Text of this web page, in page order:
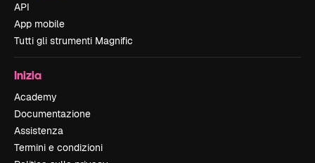
API
App mobile
Tutti gli strumenti Magnific
Inizia
Academy
Documentazione
Assistenza
Termini e condizioni